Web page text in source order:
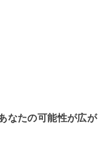
なたの可能性が広が